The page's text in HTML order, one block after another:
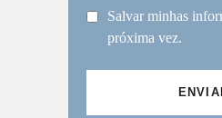
Salvar minhas
próxima vez.